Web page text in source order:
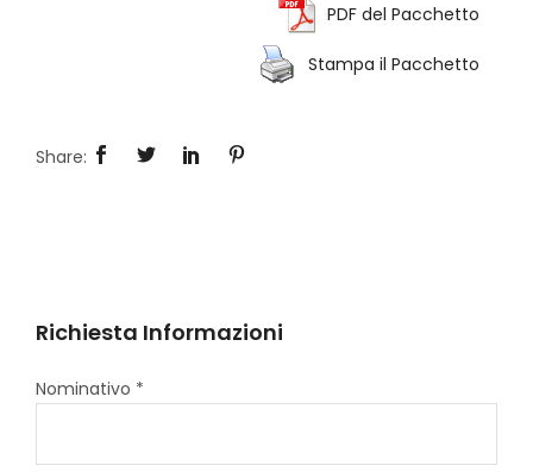
PDF del Pacchetto
Stampa il Pacchetto
Richiesta Informazioni
Nominativo *